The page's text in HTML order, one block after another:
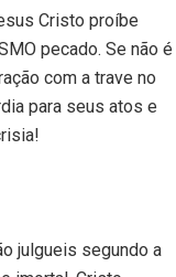
Cristo proíbe
pecado. Se não é
com a trave no
para seus atos e
julgueis segundo a